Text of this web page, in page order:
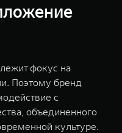
фокус на
Поэтому бренд
с
объединенного
культуре.